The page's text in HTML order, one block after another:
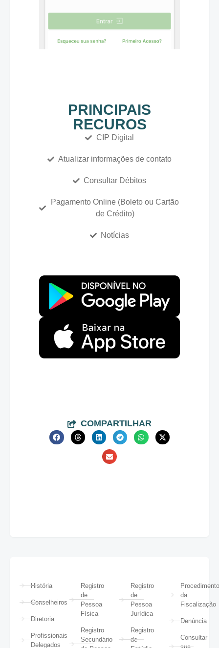
PRINCIPAIS
RECUROS
CIP Digital
Atualizar informações de contato
Consultar Débitos
Pagamento Online (Boleto ou Cartão
de Crédito)
Notícias
COMPARTILHAR
História
Conselheiros
Diretoria
Profissionais
Delegados
Registro
de
Pessoa
Física
Registro
Secundário
Registro
de
Pessoa
Jurídica
Registro
de
da
Fiscalização
Denúncia
Consultar